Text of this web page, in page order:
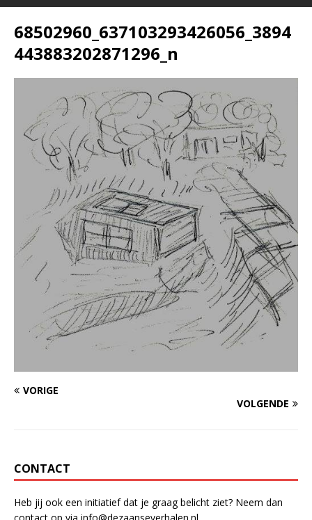
68502960_637103293426056_3894
443883202871296_n
VORIGE
VOLGENDE
CONTACT
Heb jij ook een initiatief dat je graag belicht ziet? Neem dan